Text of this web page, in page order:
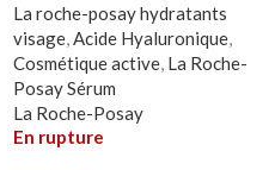
La roche-posay hydratants
visage,Acide Hyaluronique,
Cosmétique active, La Roche-
Posay Sérum
La Roche-Posay
En rupture